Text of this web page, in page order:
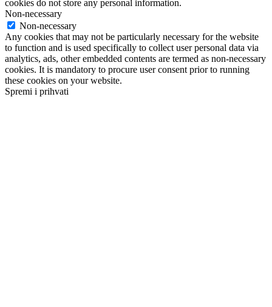
cookies do not store any personal information.
Non-necessary
Non-necessary
Any cookies that may not be particularly necessary for the website
to function and is used specifically to collect user personal data via
analytics, ads, other embedded contents are termed as non-necessary
cookies. It is mandatory to procure user consent prior to running
these cookies on your website.
Spremi i prihvati